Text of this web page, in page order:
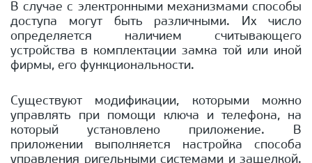
В случае с электронными механизмами способы
доступа могут быть различными. Их число
определяется наличием считывающего
устройства в комплектации замка той или иной
фирмы, его функциональности.
Существуют модификации, которыми можно
управлять при помощи ключа и телефона, на
который установлено приложение. В
приложении выполняется настройка способа
управления ригельными системами и защелкой.